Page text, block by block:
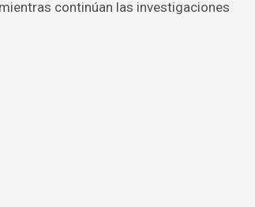
continúan las investigaciones